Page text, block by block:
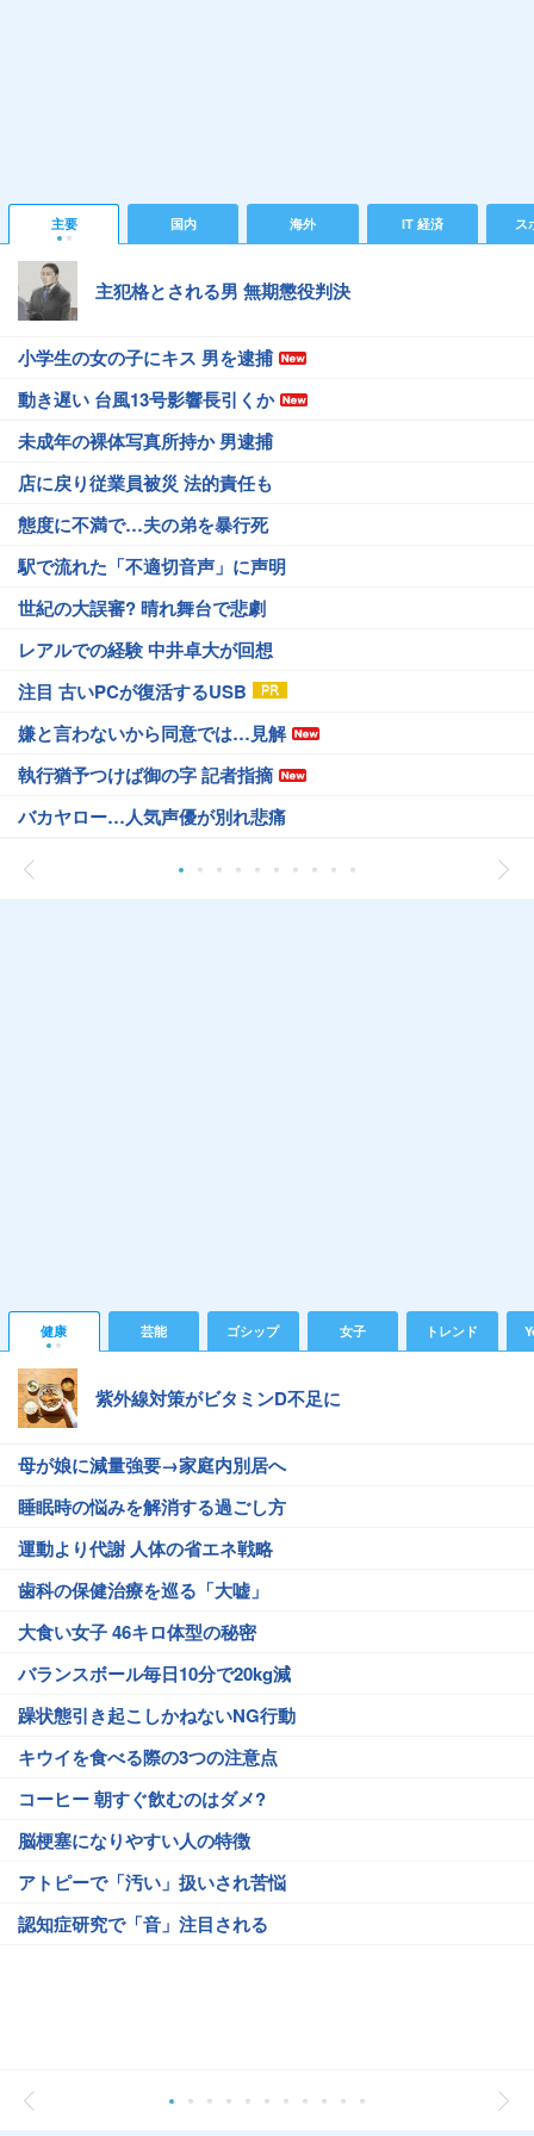
主要 国内 海外 IT 経済 ス
主犯格とされる男 無期懲役判決
小学生の女の子にキス 男を逮捕
動き遅い 台風13号影響長引くか
未成年の裸体写真所持か 男逮捕
店に戻り従業員被災 法的責任も
態度に不満で…夫の弟を暴行死
駅で流れた「不適切音声」に声明
世紀の大誤審? 晴れ舞台で悲劇
レアルでの経験 中井卓大が回想
注目 古いPCが復活するUSB
嫌と言わないから同意では…見解
執行猶予つけば御の字 記者指摘
バカヤロー…人気声優が別れ悲痛
健康 芸能 ゴシップ 女子 トレンド
紫外線対策がビタミンD不足に
母が娘に減量強要→家庭内別居へ
睡眠時の悩みを解消する過ごし方
運動より代謝 人体の省エネ戦略
歯科の保健治療を巡る「大嘘」
大食い女子 46キロ体型の秘密
バランスボール毎日10分で20kg減
躁状態引き起こしかねないNG行動
キウイを食べる際の3つの注意点
コーヒー 朝すぐ飲むのはダメ?
脳梗塞になりやすい人の特徴
アトピーで「汚い」扱いされ苦悩
認知症研究で「音」注目される